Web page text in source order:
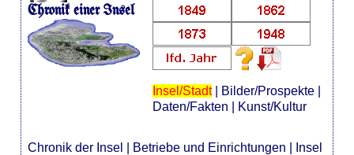
Chronik einer Insel
Insel/Stadt| Bilder/Prospekte|
Daten/Fakten
Kunst/Kultur
Chronik der Insel Betriebe und Einrichtungen
Insel